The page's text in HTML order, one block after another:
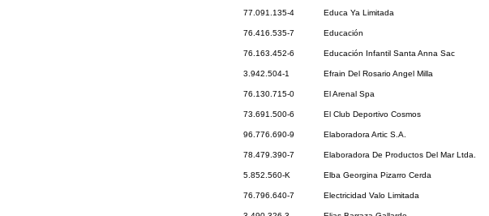
77.091.135-4 Educa Ya Limitada
76.416.535-7 Educación
76.163.452-6 Educación Infantil Santa Anna Sac
3.942.504-1 Efrain Del Rosario Angel Milla
76.130.715-0 El Arenal Spa
73.691.500-6 El Club Deportivo Cosmos
96.776.690-9 Elaboradora Artic S.A.
78.479.390-7 Elaboradora De Productos Del Mar Ltda.
5.852.560-K Elba Georgina Pizarro Cerda
76.796.640-7 Electricidad Valo Limitada